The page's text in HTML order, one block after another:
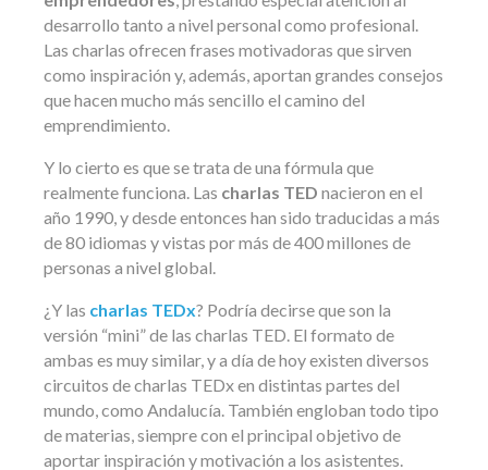
desarrollo tanto a nivel personal como profesional.
Las charlas ofrecen frases motivadoras que sirven
como inspiración y, además, aportan grandes consejos
que hacen mucho más sencillo el camino del
emprendimiento.
Y lo cierto es que se trata de una fórmula que
realmente funciona. Las charlas TED nacieron en el
año 1990, y desde entonces han sido traducidas a más
de 80 idiomas y vistas por más de 400 millones de
personas a nivel global.
¿Y las charlas TEDx? Podría decirse que son la
versión “mini” de las charlas TED. El formato de
ambas es muy similar, y a día de hoy existen diversos
circuitos de charlas TEDx en distintas partes del
mundo, como Andalucía. También engloban todo tipo
de materias, siempre con el principal objetivo de
aportar inspiración y motivación a los asistentes.